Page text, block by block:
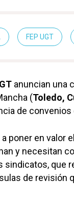
FEP UGT
anuncian una
(Toledo,
de
poner en valor
y necesitan
sindicatos, que
de revisión